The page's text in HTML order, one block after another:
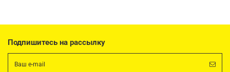
Подпишитесь на рассылку